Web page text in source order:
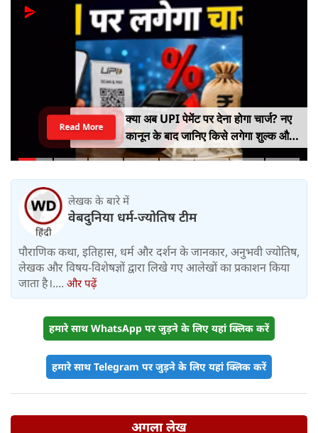
क्या अब UPI पेमेंट पर देना होगा चार्ज? नए
कानून के बाद जानिए किसे लगेगा शुल्क और
किसे नहीं
Read More
लेखक के बारे में
वेबदुनिया धर्म-ज्योतिष टीम
पौराणिक कथा, इतिहास, धर्म और दर्शन के जानकार, अनुभवी ज्योतिष,
लेखक और विषय-विशेषज्ञों द्वारा लिखे गए आलेखों का प्रकाशन किया
जाता है।.... और पढ़ें
हमारे साथ WhatsApp पर जुड़ने के लिए यहां क्लिक करें
हमारे साथ Telegram पर जुड़ने के लिए यहां क्लिक करें
अगला लेख